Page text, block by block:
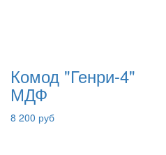
Комод "Генри-4"
МДФ
8 200 руб